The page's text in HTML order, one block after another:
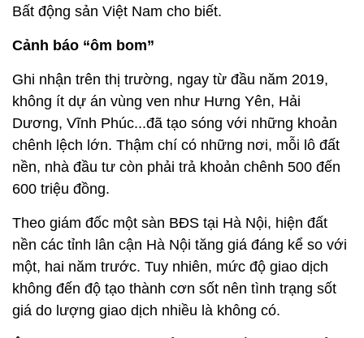
Bất động sản Việt Nam cho biết.
Cảnh báo “ôm bom”
Ghi nhận trên thị trường, ngay từ đầu năm 2019,
không ít dự án vùng ven như Hưng Yên, Hải
Dương, Vĩnh Phúc...đã tạo sóng với những khoản
chênh lệch lớn. Thậm chí có những nơi, mỗi lô đất
nền, nhà đầu tư còn phải trả khoản chênh 500 đến
600 triệu đồng.
Theo giám đốc một sàn BĐS tại Hà Nội, hiện đất
nền các tỉnh lân cận Hà Nội tăng giá đáng kể so với
một, hai năm trước. Tuy nhiên, mức độ giao dịch
không đến độ tạo thành cơn sốt nên tình trạng sốt
giá do lượng giao dịch nhiều là không có.